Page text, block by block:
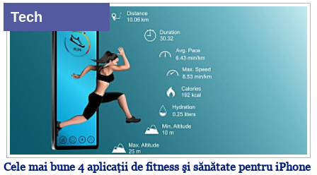
Tech
Cele mai bune 4 aplicaţii de fitness şi sănătate pentru iPhone